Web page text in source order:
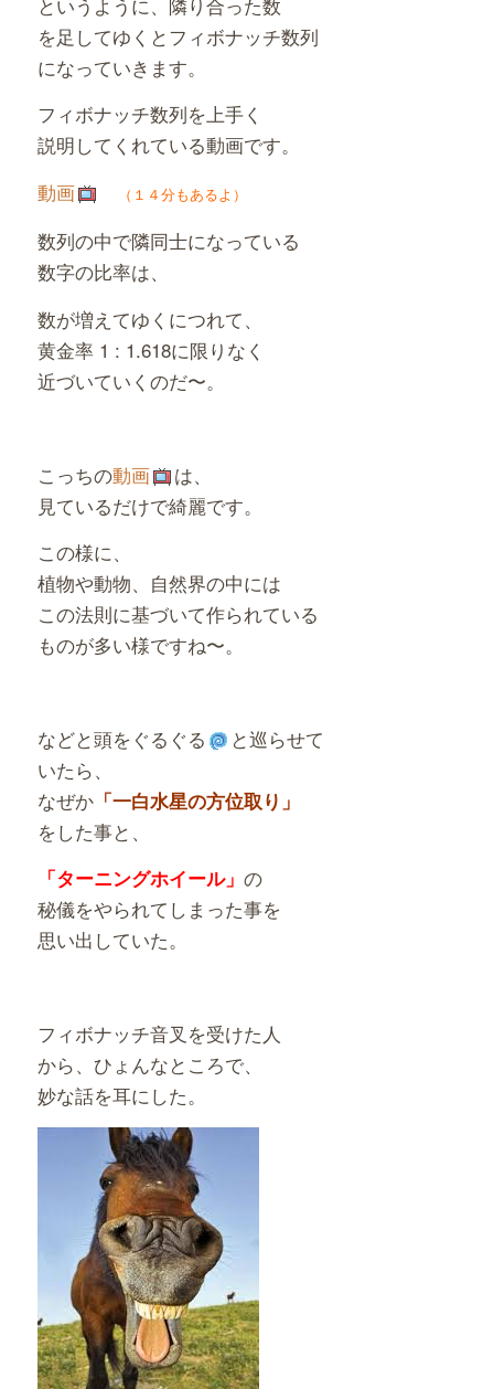
を足してゆくとフィボナッチ数列
になっていきます。
フィボナッチ数列を上手く
説明してくれている動画です。
動画
（１４分もあるよ）
数列の中で隣同士になっている
数字の比率は、
数が増えてゆくにつれて、
黄金率 1 : 1.618に限りなく
近づいていくのだ〜。
こっちの動画
は、
見ているだけで綺麗です。
この様に、
植物や動物、自然界の中には
この法則に基づいて作られている
ものが多い様ですね〜。
などと頭をぐるぐる
と巡らせて
いたら、
なぜか「一白水星の方位取り」
をした事と、
「ターニングホイール」 の
秘儀をやられてしまった事を
思い出していた。
フィボナッチ音叉を受けた人
から、ひょんなところで、
妙な話を耳にした。